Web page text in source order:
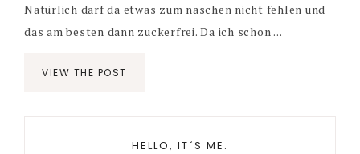
Natürlich darf da etwas zum naschen nicht fehlen und
das am besten dann zuckerfrei. Da ich schon ...
VIEW THE POST
HELLO, IT´S ME.